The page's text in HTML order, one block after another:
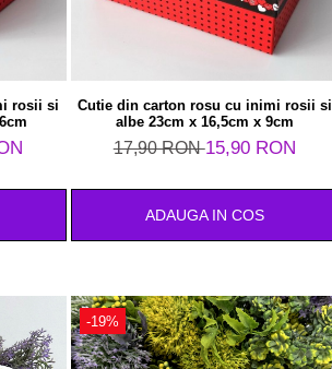
rosii si
Cutie din carton rosu cu inimi rosii si
albe 23cm x 16,5cm x 9cm
17,90 RON15,90 RON
ADAUGA IN COS
-19%